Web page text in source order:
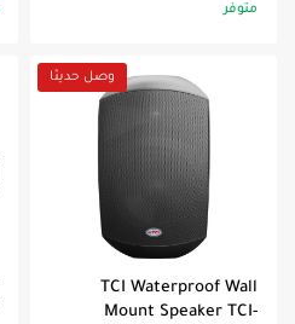
متوفر
وصل حديثا
TCI Waterproof Wall
Mount Speaker TCI-